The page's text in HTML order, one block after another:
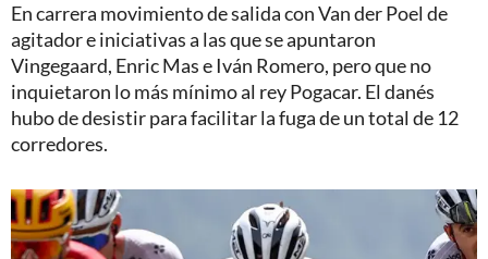
En carrera movimiento de salida con Van der Poel de
agitador e iniciativas a las que se apuntaron
Vingegaard, Enric Mas e Iván Romero, pero que no
inquietaron lo más mínimo al rey Pogacar. El danés
hubo de desistir para facilitar la fuga de un total de 12
corredores.